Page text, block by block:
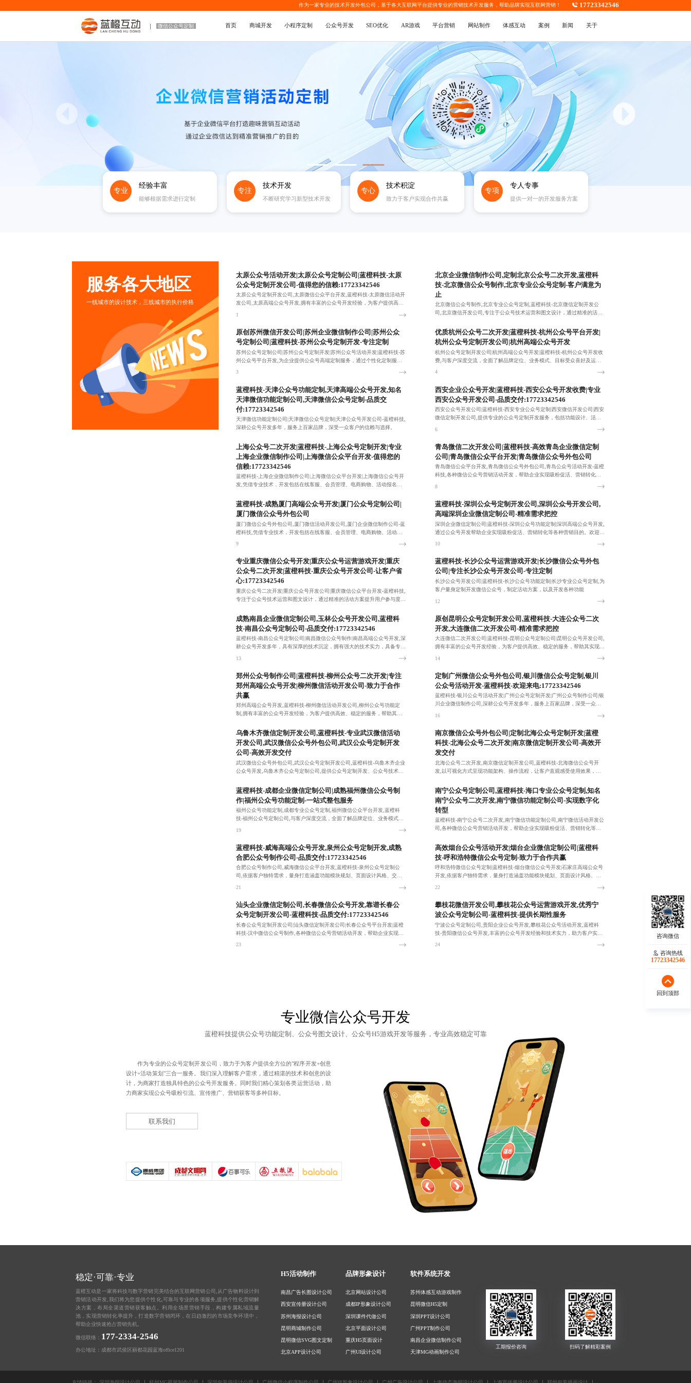
作为一家专业的技术开发外包公司 ，基于各大互联网平台提供专业的营销技术开发服务，帮助品牌实现互联网营销！ 17723342546
微信公众号定制 首页 商城开发 小程序定制 公众号开发 SEO优化 AR游戏 平台营销 网站制作 体感互动 案例 新闻 关于
专业
经验丰富
能够根据需求进行定制
专注
技术开发
不断研究学习新型技术开发
专心
技术积淀
致力于客户实现合作共赢
专项
专人专事
提供一对一的开发服务方案
服务各大地区
一线城市的设计技术，三线城市的执行价格
太原公众号活动开发|太原公众号定制公司|蓝橙科技-太原
公众号定制开发公司-值得您的信赖:17723342546
太原公众号定制开发公司,太原微信公众平台开发,蓝橙科技-太原微信活动开
发公司,太原高端公众号开发,拥有丰富的公众号开发经验，为客户提供高
1
北京企业微信制作公司,定制北京公众号二次开发,蓝橙科
技-北京微信公众号制作,北京专业公众号定制-客户满意为
止
北京微信公众号制作,北京专业公众号定制,蓝橙科技-北京微信定制开发公
司,北京微信开发公司,专注于公众号技术运营和图文设计，通过精准的活动
原创苏州微信开发公司|苏州企业微信制作公司|苏州公众
号定制公司|蓝橙科技-苏州公众号定制开发-专注定制
苏州公众号定制公司|苏州公众号定制开发|苏州公众号活动开发|蓝橙科技-苏
州公众号平台开发,为企业提供公众号高端定制服务，通过个性化定制服
3
优质杭州公众号二次开发|蓝橙科技-杭州公众号平台开发|
杭州公众号定制开发公司|杭州高端公众号开发
杭州公众号定制开发公司|杭州高端公众号开发|蓝橙科技-杭州公众号开发收
费,与客户深度交流，全面了解品牌定位、业务模式、目标受众喜好及运营
4
蓝橙科技-天津公众号功能定制,天津高端公众号开发,知名
天津微信功能定制公司,天津微信公众号定制-品质交
付:17723342546
天津微信功能定制公司|天津微信公众号定制|天津公众号开发公司-蓝橙科技,
深耕公众号开发多年，服务上百家品牌，深受一众客户的信赖与选择。
西安企业公众号开发|蓝橙科技-西安公众号开发收费|专业
西安公众号开发公司-品质交付:17723342546
西安公众号开发公司|蓝橙科技-西安专业公众号定制|西安微信开发公司|西安
微信定制开发公司,提供专业的公众号定制开发服务，包括功能设计、活动
6
上海公众号二次开发|蓝橙科技-上海公众号定制开发|专业
上海企业微信制作公司|上海微信公众平台开发-值得您的
信赖:17723342546
蓝橙科技-上海企业微信制作公司|上海微信公众平台开发|上海微信公众号开
发,凭借专业技术，开发包括在线客服、会员管理、电商购物、活动报名等
青岛微信二次开发公司|蓝橙科技-高效青岛企业微信定制
公司|青岛微信公众平台开发|青岛微信公众号外包公司
青岛微信公众平台开发,青岛微信公众号外包公司,青岛公众号活动开发-蓝橙
科技,各种微信公众号营销活动开发，帮助企业实现吸粉促活、营销转化等
8
蓝橙科技-成熟厦门高端公众号开发|厦门公众号定制公司|
厦门微信公众号外包公司
厦门微信公众号外包公司,厦门微信活动开发公司,厦门企业微信制作公司-蓝
橙科技,凭借专业技术，开发包括在线客服、会员管理、电商购物、活动报
9
蓝橙科技-深圳公众号定制开发公司,深圳公众号开发公司,
高端深圳企业微信定制公司-精准需求把控
深圳企业微信定制公司|蓝橙科技-深圳公众号功能定制|深圳高端公众号开发,
通过公众号开发帮助企业实现吸粉促活、营销转化等各种营销目的。欢迎来
10
专业重庆微信公众号开发|重庆公众号运营游戏开发|重庆
公众号二次开发|蓝橙科技-重庆公众号开发公司-让客户省
心:17723342546
重庆公众号二次开发|重庆公众号开发公司|重庆微信公众平台开发-蓝橙科技,
专注于公众号技术运营和图文设计，通过精准的活动方案提升用户参与度和
蓝橙科技-长沙公众号运营游戏开发|长沙微信公众号外包
公司|专注长沙公众号开发公司-专注定制
长沙公众号开发公司|蓝橙科技-长沙公众号功能定制|长沙专业公众号定制,为
客户量身定制开发微信公众号，制定活动方案，以及开发各种功能
12
成熟南昌企业微信定制公司,玉林公众号开发公司,蓝橙科
技-南昌公众号定制公司-品质交付:17723342546
蓝橙科技-南昌公众号定制公司|南昌微信公众号制作|南昌高端公众号开发,深
耕公众号开发多年，具有深厚的技术沉淀，拥有强大的技术实力，具备专业
13
原创昆明公众号定制开发公司,蓝橙科技-大连公众号二次
开发,大连微信二次开发公司-精准需求把控
大连微信二次开发公司|蓝橙科技-昆明公众号定制公司|昆明公众号开发公司,
拥有丰富的公众号开发经验，为客户提供高效、稳定的服务，帮助其实现吸
14
郑州公众号制作公司|蓝橙科技-柳州公众号二次开发|专注
郑州高端公众号开发|柳州微信活动开发公司-致力于合作
共赢
郑州高端公众号开发,蓝橙科技-柳州微信活动开发公司,柳州公众号功能定
制,拥有丰富的公众号开发经验，为客户提供高效、稳定的服务，帮助其实
定制广州微信公众号外包公司,银川微信公众号定制,银川
公众号活动开发-蓝橙科技-欢迎来电:17723342546
蓝橙科技-银川公众号活动开发|广州公众号定制开发|广州公众号制作公司|银
川企业微信制作公司,深耕公众号开发多年，服务上百家品牌，深受一众客
16
乌鲁木齐微信定制开发公司,蓝橙科技-专业武汉微信活动
开发公司,武汉微信公众号外包公司,武汉公众号定制开发
公司-高效开发交付
武汉微信公众号外包公司,武汉公众号定制开发公司,蓝橙科技-乌鲁木齐企业
公众号开发,乌鲁木齐公众号定制公司,提供公众号定制开发、公众号技术运
南京微信公众号外包公司|定制北海公众号定制开发|蓝橙
科技-北海公众号二次开发|南京微信定制开发公司-高效开
发交付
北海公众号二次开发,南京微信定制开发公司,蓝橙科技-北海微信公众号开
发,以可视化方式呈现功能架构、操作流程，让客户直观感受使用效果，及
蓝橙科技-成都企业微信定制公司|成熟福州微信公众号制
作|福州公众号功能定制-一站式整包服务
福州公众号功能定制,成都专业公众号定制,福州微信公众平台开发,蓝橙科
技-福州公众号定制公司,与客户深度交流，全面了解品牌定位、业务模式、
19
南宁公众号定制公司,蓝橙科技-海口专业公众号定制,知名
南宁公众号二次开发,南宁微信功能定制公司-实现数字化
转型
蓝橙科技-南宁公众号二次开发,南宁微信功能定制公司,南宁微信活动开发公
司,各种微信公众号营销活动开发，帮助企业实现吸粉促活、营销转化等各
蓝橙科技-威海高端公众号开发,泉州公众号定制开发,成熟
合肥公众号制作公司-品质交付:17723342546
合肥公众号制作公司,威海微信公众平台开发,蓝橙科技-泉州公众号定制公
司,依据客户独特需求，量身打造涵盖功能模块规划、页面设计风格、交互
21
高效烟台公众号活动开发|烟台企业微信定制公司|蓝橙科
技-呼和浩特微信公众号定制-致力于合作共赢
呼和浩特微信公众号定制|蓝橙科技-烟台微信公众号开发|石家庄高端公众号
开发,依据客户独特需求，量身打造涵盖功能模块规划、页面设计风格、交
22
汕头企业微信定制公司,长春微信公众号开发,靠谱长春公
众号定制开发公司-蓝橙科技-品质交付:17723342546
长春公众号定制开发公司|汕头微信定制开发公司|长春公众号平台开发|蓝橙
科技-汉中微信公众号制作,各种微信公众号营销活动开发，帮助企业实现吸
23
攀枝花微信开发公司,攀枝花公众号运营游戏开发,优秀宁
波公众号定制公司-蓝橙科技-提供长期性服务
宁波公众号定制公司,贵阳企业公众号开发,攀枝花公众号活动开发,蓝橙科
技-贵阳微信公众号开发,丰富的公众号开发经验和技术实力，助力客户实现
24
专业微信公众号开发
蓝橙科技提供公众号功能定制 、公众号图文设计、公众号H5游戏开发等服务，专业高效稳定可靠
作为专业的公众号定制开发公司 ，致力于为客户提供全方位的"程序开发+创意
设计+活动策划"三合一服务。我们深入理解客户需求，通过精湛的技术和创意的设
计，为商家打造独具特色的公众号开发服务。同时我们精心策划各类运营活动，助
力商家实现公众号吸粉引流、宣传推广、营销获客等多种目标。
联系我们
咨询热线
17723342546
回到顶部
咨询热线
17723342546
回到顶部
稳定·可靠·专业
蓝橙互动是一家将科技与数字营销完美结合的互联网营销公司,从广告物料设计到
营销活动开发,我们将为您提供个性化,可靠与专业的各项服务,提供个性化营销解
决方案，布局全渠道营销获客触点。利用全场景营销手段，构建专属私域流量
池，实现营销转化率提升，打造数字营销闭环，在日趋激烈的市场竞争环境中，
帮助企业快速抢占营销先机。
微信联络： 177-2334-2546
办公地址：成都市武侯区丽都花园蓝海office1201
H5活动制作
南昌广告长图设计公司
西安宣传册设计公司
苏州海报设计公司
昆明商城制作公司
昆明微信SVG图文定制
北京APP设计公司
品牌形象设计
北京网站设计公司
成都IP形象设计公司
深圳课件代做公司
北京平面设计公司
重庆H5页面设计
广州UI设计公司
软件系统开发
苏州体感互动游戏制作
昆明微信H5定制
深圳PPT设计公司
广州PPT制作公司
南昌企业微信制作公司
天津MG动画制作公司